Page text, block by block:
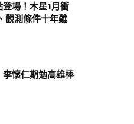
場！木星1月衝
觀測條件十年難
懷仁期勉高雄棒